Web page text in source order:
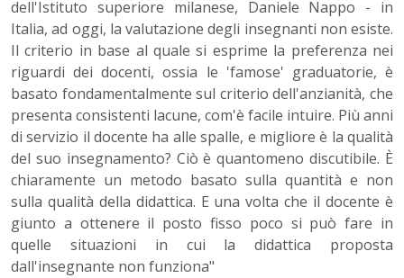
dell'Istituto superiore milanese, Daniele Nappo - in
Italia, ad oggi, la valutazione degli insegnanti non esiste.
Il criterio in base al quale si esprime la preferenza nei
riguardi dei docenti, ossia le 'famose' graduatorie, è
basato fondamentalmente sul criterio dell'anzianità, che
presenta consistenti lacune, com'è facile intuire. Più anni
di servizio il docente ha alle spalle, e migliore è la qualità
del suo insegnamento? Ciò è quantomeno discutibile. È
chiaramente un metodo basato sulla quantità e non
sulla qualità della didattica. E una volta che il docente è
giunto a ottenere il posto fisso poco si può fare in
quelle situazioni in cui la didattica proposta
dall'insegnante non funziona"